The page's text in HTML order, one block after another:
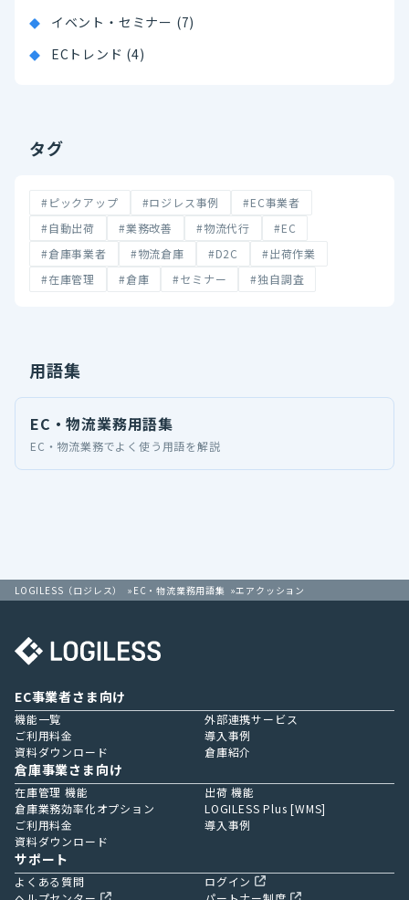
イベント・セミナー (7)
ECトレンド (4)
タグ
#ピックアップ #ロジレス事例
#EC事業者
#自動出荷
#業務改善 #物流代行
#EC
#倉庫事業者
#物流倉庫 #D2C
#出荷作業
#在庫管理
#倉庫 #セミナー #独自調査
用語集
EC・物流業務用語集
EC・物流業務でよく使う用語を解説
LOGILESS（ロジレス） EC・物流業務用語集 エアクッション
EC事業者さま向け
機能一覧
外部連携サービス
ご利用料金
導入事例
資料ダウンロード
倉庫紹介
倉庫事業さま向け
在庫管理 機能
出荷 機能
倉庫業務効率化オプション
LOGILESS Plus [WMS]
ご利用料金
導入事例
資料ダウンロード
サポート
よくある質問
ログイン